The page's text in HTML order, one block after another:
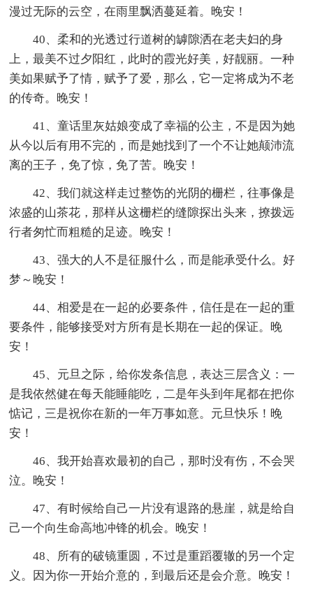
漫过无际的云空，在雨里飘洒蔓延着。晚安！
40、柔和的光透过行道树的罅隙洒在老夫妇的身
上，最美不过夕阳红，此时的霞光好美，好靓丽。一种
美如果赋予了情，赋予了爱，那么，它一定将成为不老
的传奇。晚安！
41、童话里灰姑娘变成了幸福的公主，不是因为她
从今以后有用不完的，而是她找到了一个不让她颠沛流
离的王子，免了惊，免了苦。晚安！
42、我们就这样走过整饬的光阴的栅栏，往事像是
浓盛的山茶花，那样从这栅栏的缝隙探出头来，撩拨远
行者匆忙而粗糙的足迹。晚安！
43、强大的人不是征服什么，而是能承受什么。好
梦～晚安！
44、相爱是在一起的必要条件，信任是在一起的重
要条件，能够接受对方所有是长期在一起的保证。晚
安！
45、元旦之际，给你发条信息，表达三层含义：一
是我依然健在每天能睡能吃，二是年头到年尾都在把你
惦记，三是祝你在新的一年万事如意。元旦快乐！晚
安！
46、我开始喜欢最初的自己，那时没有伤，不会哭
泣。晚安！
47、有时候给自己一片没有退路的悬崖，就是给自
己一个向生命高地冲锋的机会。晚安！
48、所有的破镜重圆，不过是重蹈覆辙的另一个定
义。因为你一开始介意的，到最后还是会介意。晚安！